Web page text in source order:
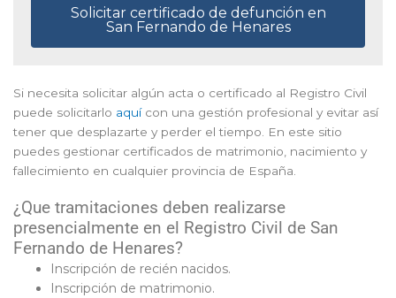
Solicitar certificado de defunción en
San Fernando de Henares
Si necesita solicitar algún acta o certificado al Registro Civil
puede solicitarlo aquícon una gestión profesional y evitar así
tener que desplazarte y perder el tiempo. En este sitio
puedes gestionar certificados de matrimonio, nacimiento y
fallecimiento en cualquier provincia de España.
¿Que tramitaciones deben realizarse
presencialmente en el Registro Civil de San
Fernando de Henares?
Inscripción de recién nacidos.
Inscripción de matrimonio.